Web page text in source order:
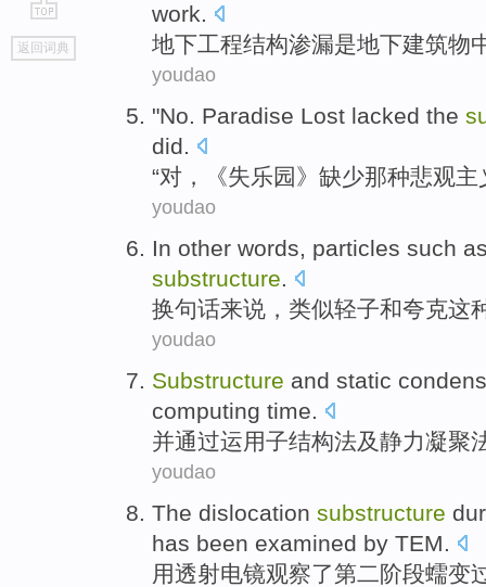
go
top
返回词典
work.
地下工程结构渗漏是地下建筑物
youdao
"No. Paradise Lost lacked the
did.
“对 ，《失乐园》 缺少那种悲观主
youdao
In other words, particles such
substructure.
换句话来说，类似轻子和夸克这
youdao
Substructure and static
computing time.
并通过运用子结构法及静力凝聚
youdao
The dislocation substructure
has been examined by TEM
用透射电镜观察了第二 阶段蠕变